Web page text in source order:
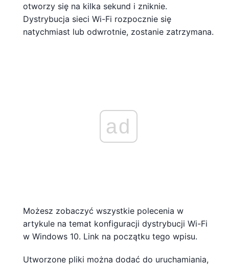
otworzy się na kilka sekund i zniknie.
Dystrybucja sieci Wi-Fi rozpocznie się
natychmiast lub odwrotnie, zostanie zatrzymana.
ad
Możesz zobaczyć wszystkie polecenia w
artykule na temat konfiguracji dystrybucji Wi-Fi
w Windows 10. Link na początku tego wpisu.
Utworzone pliki można dodać do uruchamiania,